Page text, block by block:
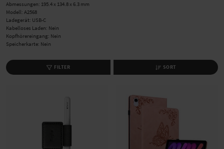
Abmessungen: 195.4 x 134.8 x 6.3 mm
Modell: A2568
Ladegerät: USB-C
Kabelloses Laden: Nein
Kopfhörereingang: Nein
Speicherkarte: Nein
FILTER SORT